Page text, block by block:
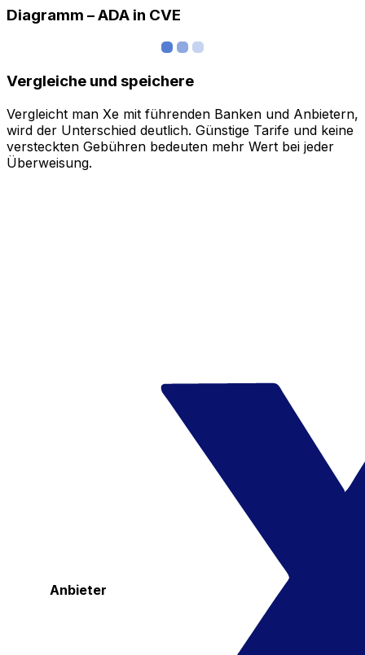
Diagramm – ADA in CVE
Vergleiche und speichere
Vergleicht man Xe mit führenden Banken und Anbietern,
wird der Unterschied deutlich. Günstige Tarife und keine
versteckten Gebühren bedeuten mehr Wert bei jeder
Überweisung.
Anbieter